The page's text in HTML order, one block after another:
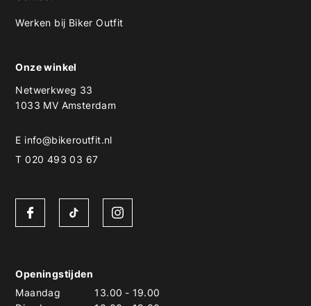
Werken bij Biker Outfit
Onze winkel
Netwerkweg 33
1033 MV Amsterdam
E info@bikeroutfit.nl
T 020 493 03 67
Openingstijden
Maandag
13.00 - 19.00